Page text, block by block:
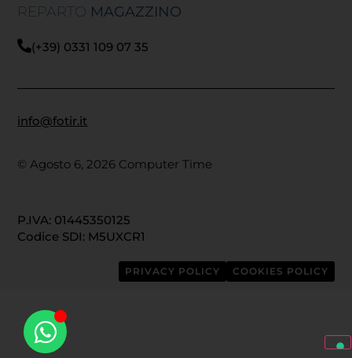
REPARTO MAGAZZINO
(+39) 0331 109 07 35
info@fotir.it
© Agosto 6, 2026 Computer Time
P.IVA: 01445350125
Codice SDI: M5UXCR1
PRIVACY POLICY COOKIES POLICY